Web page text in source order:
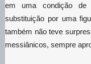
em uma condição de
substituição por uma
também não teve
messiânicos, sempre